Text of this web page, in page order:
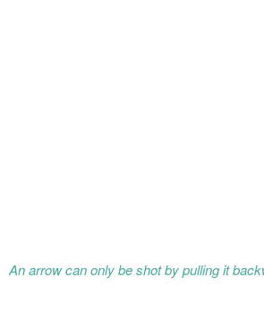
An arrow can only be shot by pulling it